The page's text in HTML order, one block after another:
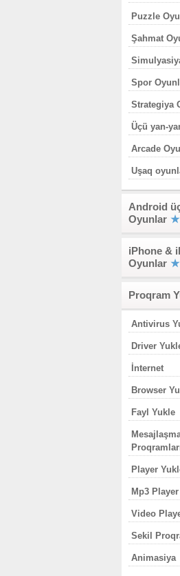
Puzzle
Şahmat
Spor
Strategiya
Üçü yan-
Arcade
Uşaq
Android
Oyunlar
iPhone &
Oyunlar
Proqram
Antivirus
Driver
İnternet
Browser
Fayl Yukle
Player
Mp3
Video
Sekil
Animasiya